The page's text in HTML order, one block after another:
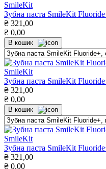
SmileKit
Зубна паста SmileKit
₴ 321,00
₴ 0,00
В кошик
SmileKit
Зубна паста SmileKit
₴ 321,00
₴ 0,00
В кошик
SmileKit
Зубна паста SmileKit
₴ 321,00
₴ 0,00